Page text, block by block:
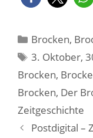
Kategorien
Brocken,
Schlagwörter
3. Oktober,
Brocken,
Brocken, Der
Zeitgeschichte
Postdigital –